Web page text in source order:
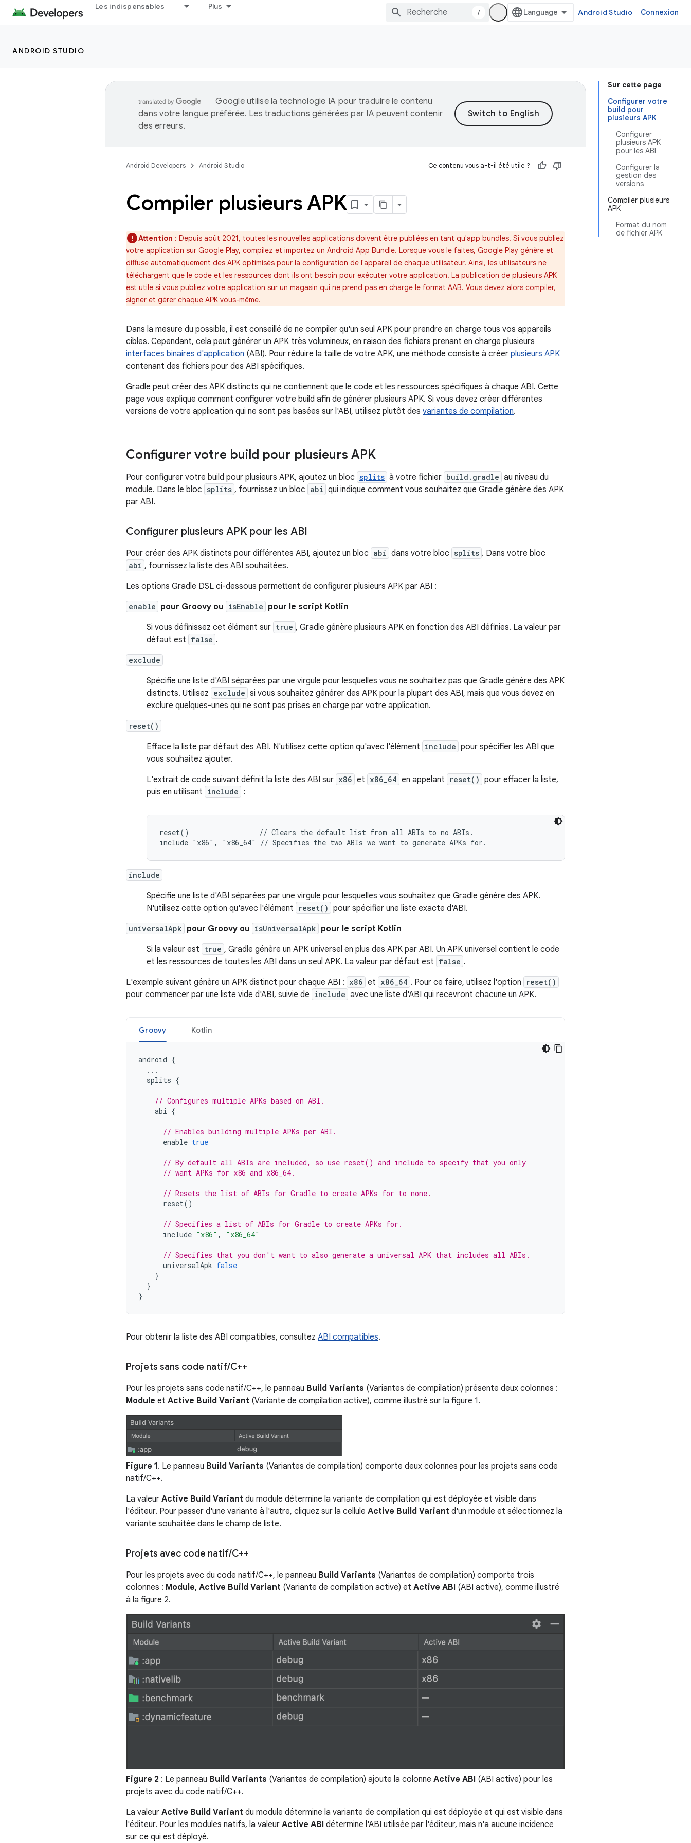
Les indispensables Plus
/ Android Studio Connexion
ANDROID STUDIO
Sur cette page
Configurer votre
build pour
plusieurs APK
Configurer
plusieurs APK
pour les ABI
Configurer la
gestion des
versions
Compiler plusieurs
APK
Format du nom
de fichier APK
Google utilise la technologie IA pour traduire le contenu
dans votre langue préférée. Les traductions générées par IA peuvent contenir
des erreurs.
Android Developers Android Studio Ce contenu vous a-t-il été utile ?
Compiler plusieurs APK
Attention : Depuis août 2021, toutes les nouvelles applications doivent être publiées en tant qu'app bundles. Si vous publiez
votre application sur Google Play, compilez et importez un Android App Bundle. Lorsque vous le faites, Google Play génère et
diffuse automatiquement des APK optimisés pour la configuration de l'appareil de chaque utilisateur. Ainsi, les utilisateurs ne
téléchargent que le code et les ressources dont ils ont besoin pour exécuter votre application. La publication de plusieurs APK
est utile si vous publiez votre application sur un magasin qui ne prend pas en charge le format AAB. Vous devez alors compiler,
signer et gérer chaque APK vous-même.
Dans la mesure du possible, il est conseillé de ne compiler qu'un seul APK pour prendre en charge tous vos appareils
cibles. Cependant, cela peut générer un APK très volumineux, en raison des fichiers prenant en charge plusieurs
interfaces binaires d'application (ABI). Pour réduire la taille de votre APK, une méthode consiste à créer plusieurs APK
contenant des fichiers pour des ABI spécifiques.
Gradle peut créer des APK distincts qui ne contiennent que le code et les ressources spécifiques à chaque ABI. Cette
page vous explique comment configurer votre build afin de générer plusieurs APK. Si vous devez créer différentes
versions de votre application qui ne sont pas basées sur l'ABI, utilisez plutôt des variantes de compilation.
Configurer votre build pour plusieurs APK
Pour configurer votre build pour plusieurs APK, ajoutez un bloc splits à votre fichier build.gradle au niveau du
module. Dans le bloc splits , fournissez un bloc abi qui indique comment vous souhaitez que Gradle génère des APK
par ABI.
Configurer plusieurs APK pour les ABI
Pour créer des APK distincts pour différentes ABI, ajoutez un bloc abi dans votre bloc splits . Dans votre bloc
abi , fournissez la liste des ABI souhaitées.
Les options Gradle DSL ci-dessous permettent de configurer plusieurs APK par ABI :
enable pour Groovy ou isEnable pour le script Kotlin
Si vous définissez cet élément sur true , Gradle génère plusieurs APK en fonction des ABI définies. La valeur par
défaut est false .
exclude
Spécifie une liste d'ABI séparées par une virgule pour lesquelles vous ne souhaitez pas que Gradle génère des APK
distincts. Utilisez exclude si vous souhaitez générer des APK pour la plupart des ABI, mais que vous devez en
exclure quelques-unes qui ne sont pas prises en charge par votre application.
reset()
Efface la liste par défaut des ABI. N'utilisez cette option qu'avec l'élément include pour spécifier les ABI que
vous souhaitez ajouter.
L'extrait de code suivant définit la liste des ABI sur x86 et x86_64 en appelant reset() pour effacer la liste,
puis en utilisant include :
reset()                 // Clears the default list from all ABIs to no ABIs.
include
Spécifie une liste d'ABI séparées par une virgule pour lesquelles vous souhaitez que Gradle génère des APK.
N'utilisez cette option qu'avec l'élément
reset() pour spécifier une liste exacte d'ABI.
universalApk pour Groovy ou isUniversalApk pour le script Kotlin
Si la valeur est true , Gradle génère un APK universel en plus des APK par ABI. Un APK universel contient le code
et les ressources de toutes les ABI dans un seul APK. La valeur par défaut est false .
L'exemple suivant génère un APK distinct pour chaque ABI : x86 et x86_64 . Pour ce faire, utilisez l'option reset()
pour commencer par une liste vide d'ABI, suivie de include avec une liste d'ABI qui recevront chacune un APK.
Groovy Kotlin
android {
...
splits {
// Configures multiple APKs based on ABI.
abi {
// Enables building multiple APKs per ABI.
enable true
// By default all ABIs are included, so use reset() and include to specify that you only
// want APKs for x86 and x86_64.
// Resets the list of ABIs for Gradle to create APKs for to none.
reset()
// Specifies a list of ABIs for Gradle to create APKs for.
include "x86" , "x86_64"
// Specifies that you don't want to also generate a universal APK that includes all ABIs.
universalApk false
}
}
}
Pour obtenir la liste des ABI compatibles, consultez ABI compatibles.
Projets sans code natif/C++
Pour les projets sans code natif/C++, le panneau Build Variants (Variantes de compilation) présente deux colonnes :
Module et Active Build Variant (Variante de compilation active), comme illustré sur la figure 1.
Figure 1. Le panneau Build Variants (Variantes de compilation) comporte deux colonnes pour les projets sans code
natif/C++.
La valeur Active Build Variant du module détermine la variante de compilation qui est déployée et visible dans
l'éditeur. Pour passer d'une variante à l'autre, cliquez sur la cellule Active Build Variant d'un module et sélectionnez la
variante souhaitée dans le champ de liste.
Projets avec code natif/C++
Pour les projets avec du code natif/C++, le panneau Build Variants (Variantes de compilation) comporte trois
colonnes : Module, Active Build Variant (Variante de compilation active) et Active ABI (ABI active), comme illustré
à la figure 2.
Figure 2 : Le panneau Build Variants (Variantes de compilation) ajoute la colonne Active ABI (ABI active) pour les
projets avec du code natif/C++.
La valeur Active Build Variant du module détermine la variante de compilation qui est déployée et qui est visible dans
l'éditeur. Pour les modules natifs, la valeur Active ABI détermine l'ABI utilisée par l'éditeur, mais n'a aucune incidence
sur ce qui est déployé.